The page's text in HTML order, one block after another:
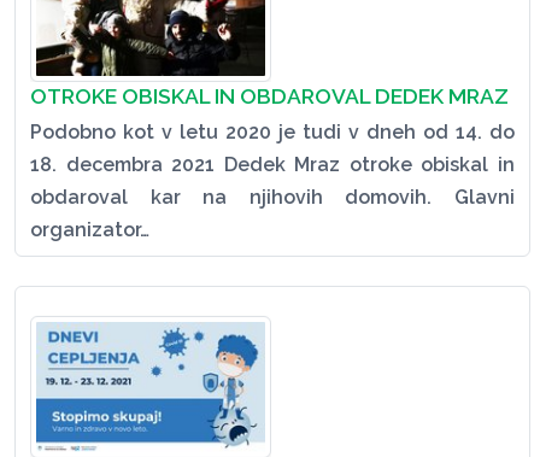
OTROKE OBISKAL IN OBDAROVAL DEDEK MRAZ
Podobno kot v letu 2020 je tudi v dneh od 14. do
18. decembra 2021 Dedek Mraz otroke obiskal in
obdaroval kar na njihovih domovih. Glavni
organizator…